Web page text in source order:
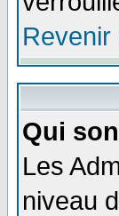
Revenir
Qui
Les
niveau